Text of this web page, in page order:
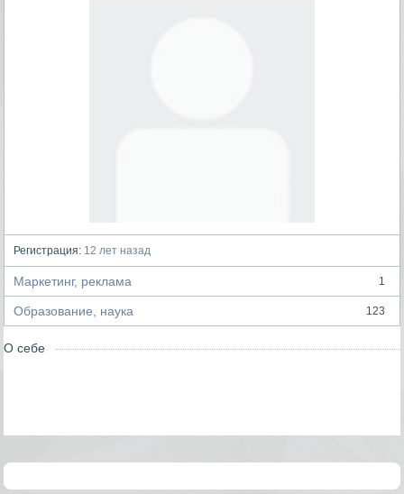
Регистрация: 12 лет назад
Маркетинг, реклама 1
Образование, наука 123
О себе